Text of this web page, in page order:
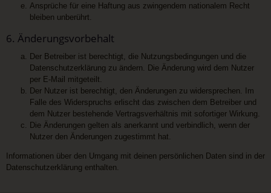
Ansprüche für eine Haftung aus zwingendem nationalem Recht
bleiben unberührt.
6. Änderungsvorbehalt
Der Betreiber ist berechtigt, die Nutzungsbedingungen und die
Datenschutzerklärung zu ändern. Die Änderung wird dem Nutzer
per E-Mail mitgeteilt.
Der Nutzer ist berechtigt, den Änderungen zu widersprechen. Im
Falle des Widerspruchs erlischt das zwischen dem Betreiber und
dem Nutzer bestehende Vertragsverhältnis mit sofortiger Wirkung.
Die Änderungen gelten als anerkannt und verbindlich, wenn der
Nutzer den Änderungen zugestimmt hat.
Informationen über den Umgang mit deinen persönlichen Daten sind in der
Datenschutzerklärung enthalten.